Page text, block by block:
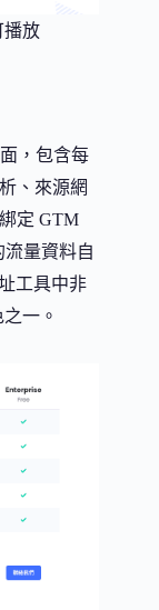
播放
，包含每
、來源網
定 GTM
流量資料自
工具中非
一。